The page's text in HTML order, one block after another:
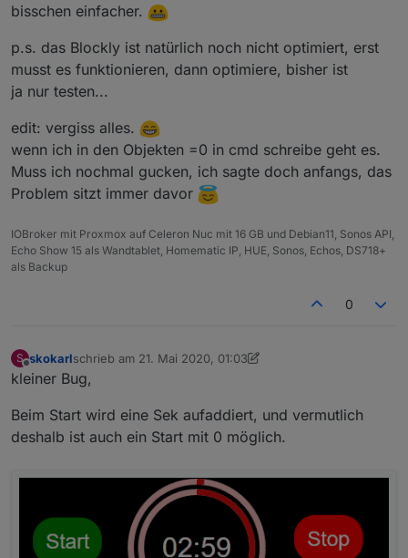
bisschen einfacher.
p.s. das Blockly ist natürlich noch nicht optimiert, erst
musst es funktionieren, dann optimiere, bisher ist
ja nur testen...
edit: vergiss alles.
wenn ich in den Objekten =0 in cmd schreibe geht es.
Muss ich nochmal gucken, ich sagte doch anfangs, das
Problem sitzt immer davor
IOBroker mit Proxmox auf Celeron Nuc mit 16 GB und Debian11, Sonos API,
Echo Show 15 als Wandtablet, Homematic IP, HUE, Sonos, Echos, DS718+
als Backup
0
S
Offline
skokarlschrieb am 21. Mai 2020, 01:03
zuletzt editiert von skokarl
kleiner Bug,
Beim Start wird eine Sek aufaddiert, und vermutlich
deshalb ist auch ein Start mit 0 möglich.